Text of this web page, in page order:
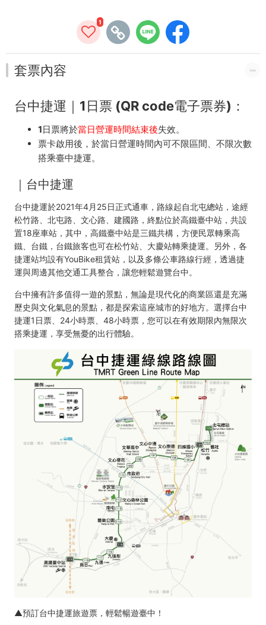
卡
1
套票內容
台中捷運｜1日票 (QR code電子票券)：
1日票將於當日營運時間結束後失效。
票卡啟用後，於當日營運時間內可不限區間、不限次數
搭乘臺中捷運。
｜ 台中捷運
台中捷運於2021年4月 25日正式通車，路線起自北屯總站，途經
松竹路、北屯路、文心路、建國路，終點位於高鐵臺中站，共設
置18座車站，其中，高鐵臺中站是三鐵共構，方便民眾轉乘高
鐵、台鐵，台鐵旅客也可在松竹站、大慶站轉乘捷運。另外，各
捷運站均設有YouBike租賃站，以及多條公車路線行經，透過捷
運與周邊其他交通工具整合，讓您輕鬆遊覽台中。
台中擁有許多值得一遊的景點，無論是現代化的商業區還是充滿
歷史與文化氣息的景點，都是探索這座城市的好地方。選擇台中
捷運1 日票、 24小時票、 48小時票，您可以在有效期限內無限次
搭乘捷運，享受無憂的出行體驗。
▲預訂台中捷運旅遊票，輕鬆暢遊臺中！